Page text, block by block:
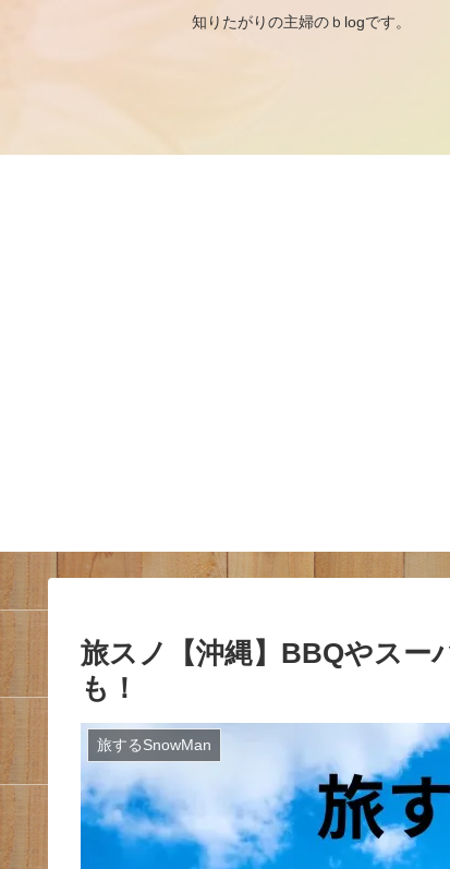
知りたがりの主婦
旅スノ【沖縄】BBQやスー
も！
旅するSnowMan